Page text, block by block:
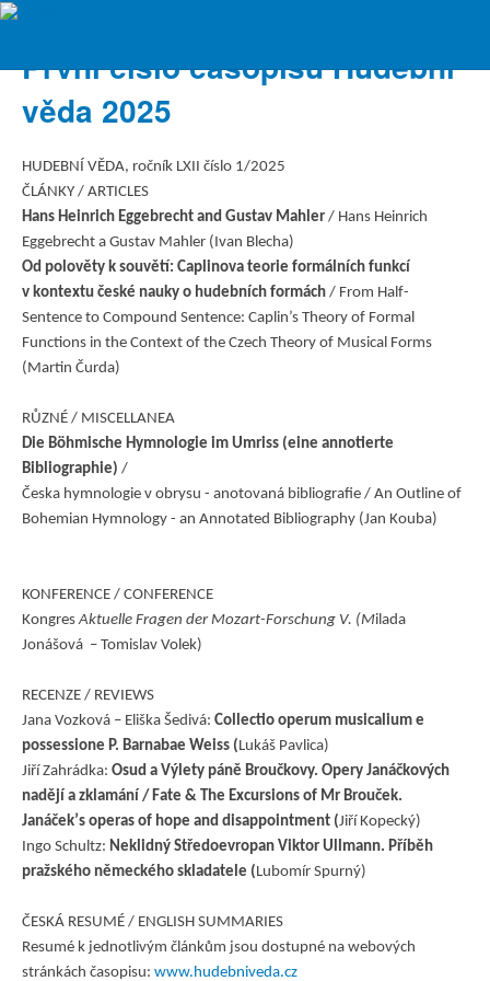
První číslo časopisu Hudební
věda 2025
HUDEBNÍ VĚDA, ročník LXII číslo 1/2025
ČLÁNKY / ARTICLES
Hans Heinrich Eggebrecht and Gustav Mahler / Hans Heinrich
Eggebrecht a Gustav Mahler (Ivan Blecha)
Od polověty k souvětí: Caplinova teorie formálních funkcí
v kontextu české nauky o hudebních formách / From Half-
Sentence to Compound Sentence: Caplin’s Theory of Formal
Functions in the Context of the Czech Theory of Musical Forms
(Martin Čurda)
RŮZNÉ / MISCELLANEA
Die Böhmische Hymnologie im Umriss (eine annotierte
Bibliographie) /
Česka hymnologie v obrysu - anotovaná bibliografie / An Outline of
Bohemian Hymnology - an Annotated Bibliography (Jan Kouba)
KONFERENCE / CONFERENCE
KongresAktuelle Fragen der Mozart-Forschung V. (Milada
Jonášová – Tomislav Volek)
RECENZE / REVIEWS
Jana Vozková – Eliška Šedivá: Collectio operum musicalium e
possessione P. Barnabae Weiss ( Lukáš Pavlica)
Jiří Zahrádka: Osud a Výlety páně Broučkovy. Opery Janáčkových
nadějí a zklamání / Fate & The Excursions of Mr Brouček.
Janáčekʼs operas of hope and disappointment (Jiří Kopecký)
Ingo Schultz: Neklidný Středoevropan Viktor Ullmann. Příběh
pražského německého skladatele ( Lubomír Spurný)
ČESKÁ RESUMÉ / ENGLISH SUMMARIES
Resumé k jednotlivým článkům jsou dostupné na webových
stránkách časopisu: www.hudebniveda.cz